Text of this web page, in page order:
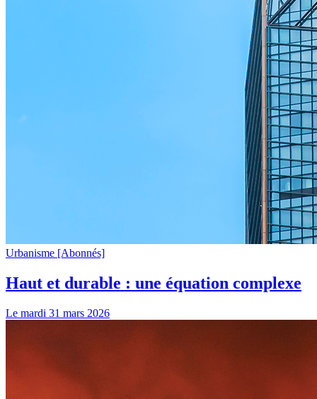
Urbanisme [Abonnés]
Haut et durable : une équation complexe
Le mardi 31 mars 2026